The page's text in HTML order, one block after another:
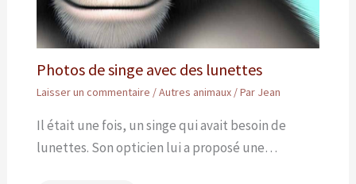
Photos de singe avec des lunettes
Laisser un commentaire /Autres animaux/ Par Jean
Il était une fois, un singe qui avait besoin de
lunettes. Son opticien lui a proposé une…